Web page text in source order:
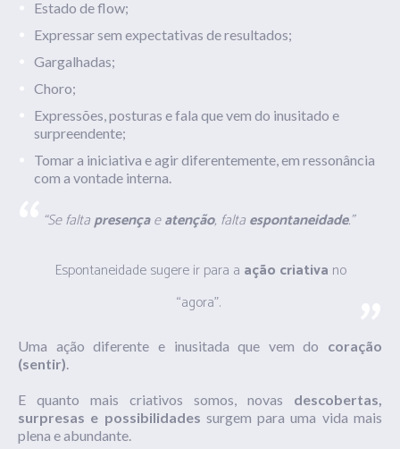
Estado de flow;
Expressar sem expectativas de resultados;
Gargalhadas;
Choro;
Expressões, posturas e fala que vem do inusitado e
surpreendente;
Tomar a iniciativa e agir diferentemente, em ressonância
com a vontade interna.
“Se faltapresençaeatenção, faltaespontaneidade.”
Espontaneidade sugere ir para a ação criativa no
“agora”.
Uma ação diferente e inusitada que vem do coração
(sentir).
E quanto mais criativos somos, novas descobertas,
surpresas e possibilidades surgem para uma vida mais
plena e abundante.